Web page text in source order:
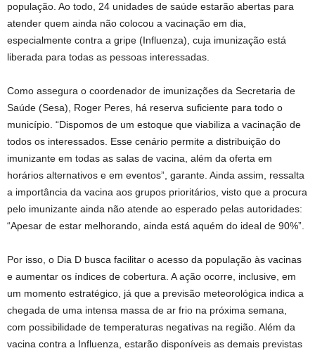
população. Ao todo, 24 unidades de saúde estarão abertas para
atender quem ainda não colocou a vacinação em dia,
especialmente contra a gripe (Influenza), cuja imunização está
liberada para todas as pessoas interessadas.
Como assegura o coordenador de imunizações da Secretaria de
Saúde (Sesa), Roger Peres, há reserva suficiente para todo o
município. “Dispomos de um estoque que viabiliza a vacinação de
todos os interessados. Esse cenário permite a distribuição do
imunizante em todas as salas de vacina, além da oferta em
horários alternativos e em eventos”, garante. Ainda assim, ressalta
a importância da vacina aos grupos prioritários, visto que a procura
pelo imunizante ainda não atende ao esperado pelas autoridades:
“Apesar de estar melhorando, ainda está aquém do ideal de 90%”.
Por isso, o Dia D busca facilitar o acesso da população às vacinas
e aumentar os índices de cobertura. A ação ocorre, inclusive, em
um momento estratégico, já que a previsão meteorológica indica a
chegada de uma intensa massa de ar frio na próxima semana,
com possibilidade de temperaturas negativas na região. Além da
vacina contra a Influenza, estarão disponíveis as demais previstas